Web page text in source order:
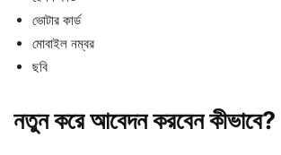
ভোটার কার্ড
মোবাইল নম্বর
ছবি
নতুন করে আবেদন করবেন কীভাবে?